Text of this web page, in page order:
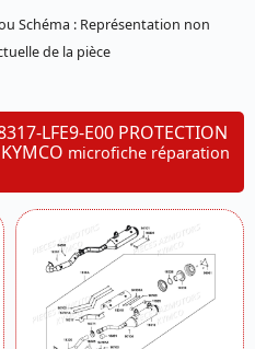
Schéma : Représentation non
de la pièce
LFE9-E00 PROTECTION
microfiche réparation